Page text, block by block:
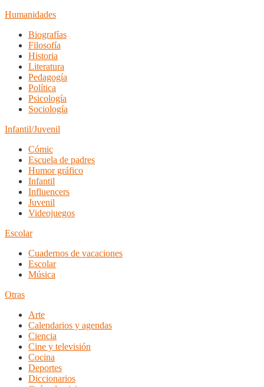
Humanidades
Biografías
Filosofía
Historia
Literatura
Pedagogía
Política
Psicología
Sociología
Infantil/Juvenil
Cómic
Escuela de padres
Humor gráfico
Infantil
Influencers
Juvenil
Videojuegos
Escolar
Cuadernos de vacaciones
Escolar
Música
Otras
Arte
Calendarios y agendas
Ciencia
Cine y televisión
Cocina
Deportes
Diccionarios